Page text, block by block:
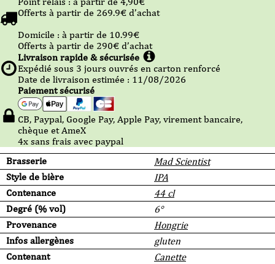
Brasserie
Mad Scientist
Style de bière
IPA
Contenance
44 cl
Degré (% vol)
6°
Provenance
Hongrie
Infos allergènes
gluten
Contenant
Canette
Offerts à partir de 269.9€ d’achat
Domicile : à partir de 10.99€
Offerts à partir de 290€ d’achat
Livraison rapide & sécurisée
Expédié sous 3 jours ouvrés en carton renforcé
Date de livraison estimée : 11/08/2026
Paiement sécurisé
CB, Paypal, Google Pay, Apple Pay, virement bancaire,
chèque et AmeX
4x sans frais avec paypal